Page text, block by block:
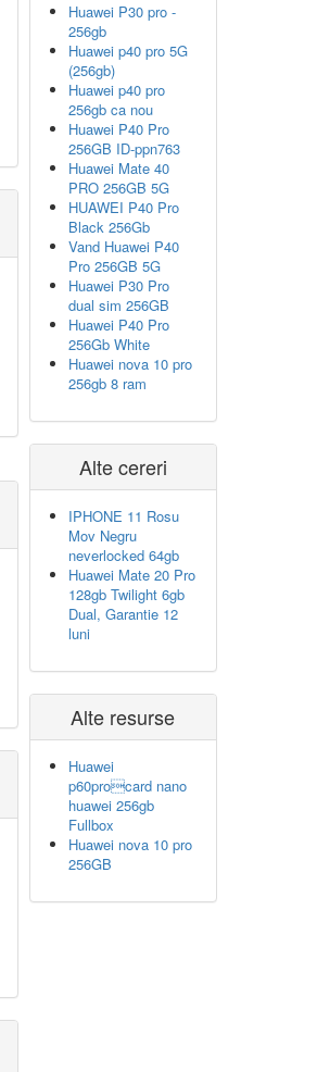
Huawei P30 pro -
256gb
Huawei p40 pro 5G
(256gb)
Huawei p40 pro
256gb ca nou
Huawei P40 Pro
256GB ID-ppn763
Huawei Mate 40
PRO 256GB 5G
HUAWEI P40 Pro
Black 256Gb
Vand Huawei P40
Pro 256GB 5G
Huawei P30 Pro
dual sim 256GB
Huawei P40 Pro
256Gb White
Huawei nova 10 pro
256gb 8 ram
Alte cereri
IPHONE 11 Rosu
Mov Negru
neverlocked 64gb
Huawei Mate 20 Pro
128gb Twilight 6gb
Dual, Garantie 12
luni
Alte resurse
Huawei
p60procard nano
huawei 256gb
Fullbox
Huawei nova 10 pro
256GB